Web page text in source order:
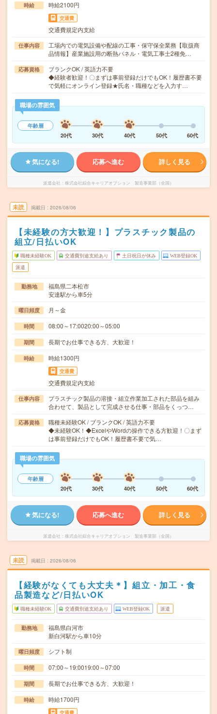
時給 時給2100円
交通費
交通費規定内支給
仕事内容
工場内での電気設備や配線の工事・保守保全業務【取扱商
品情報】産業施設用の断熱パネル・電気工事士2種免…
応募資格
ブランクOK / 英語力不要
◆経験者歓迎！〇まずは事前登録だけでもOK！履歴書不要
で気軽にオンライン登録★氏名・職種などを入力す…
職場の雰囲気
年齢層
20代
30代 40代 50代 60代
気になる! 応募へ進む 詳しく見る
派遣会社 株式会社綜合キャリアオプション 製造事業部（全国）
未読 掲載日 2026/08/06
【未経験の方大歓迎！】プラスチック製品の
組立/日払いOK
職種未経験OK 交通費別途支給あり 土日祝日が休み WEB登録OK
派遣
勤務地
福島県二本松市
安達駅から車5分
曜日頻度 月～金
時間 08:00～17:0020:00～05:00
期間 長期でお仕事できる方、大歓迎！
時給 時給1300円
交通費
交通費規定内支給
仕事内容
プラスチック製品の溶接・組立作業加工された部品を組み
合わせて、製品として完成させる仕事・部品をくっつ…
応募資格
職種未経験OK / ブランクOK / 英語力不要
◆未経験OK！◆ExcelやWordの操作できる方歓迎！〇まず
は事前登録だけでもOK！履歴書不要で気…
職場の雰囲気
年齢層
20代
30代 40代 50代 60代
気になる! 応募へ進む 詳しく見る
派遣会社 株式会社綜合キャリアオプション 製造事業部（全国）
未読 掲載日 2026/08/06
【経験がなくても大丈夫＊】組立・加工・食
品製造など/日払いOK
職種未経験OK 交通費別途支給あり WEB登録OK 派遣
勤務地
福島県白河市
新白河駅から車10分
曜日頻度 シフト制
時間 07:00～19:0019:00～07:00
期間 長期でお仕事できる方、大歓迎！
時給 時給1700円
交通費